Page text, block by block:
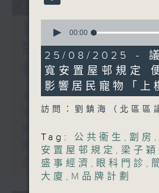
07/08/2026
流動圖書館使用
訴專員主動調查
書館服務
足本 Full (HKT
流動圖書館使用人數參
調查康文署三項圖書館服
服務業總工會公布《預
引》執行情況調查結果
seconds
10
minutes,
49
seconds
00:00
25/08/2025 - 議
寬安置屋邨規定
影響居民寵物「上
訪問：劉鎮海（北區區
Tag: 公共衞生 , 劏房 ,
安置屋邨規定 , 梁子穎
盛事經濟 , 眼科門診 ,
大廈 , M品牌計劃